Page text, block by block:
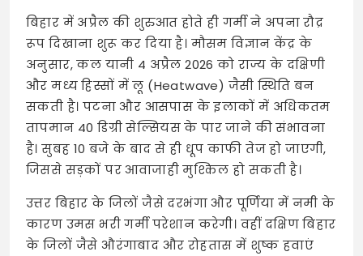
बिहार में अप्रैल की शुरुआत होते ही गर्मी ने अपना रौद्र
रूप दिखाना शुरू कर दिया है। मौसम विज्ञान केंद्र के
अनुसार, कल यानी 4 अप्रैल 2026 को राज्य के दक्षिणी
और मध्य हिस्सों में लू (Heatwave) जैसी स्थिति बन
सकती है। पटना और आसपास के इलाकों में अधिकतम
तापमान 40 डिग्री सेल्सियस के पार जाने की संभावना
है। सुबह 10 बजे के बाद से ही धूप काफी तेज हो जाएगी,
जिससे सड़कों पर आवाजाही मुश्किल हो सकती है।
उत्तर बिहार के जिलों जैसे दरभंगा और पूर्णिया में नमी के
कारण उमस भरी गर्मी परेशान करेगी। वहीं दक्षिण बिहार
के जिलों जैसे औरंगाबाद और रोहतास में शुष्क हवाएं